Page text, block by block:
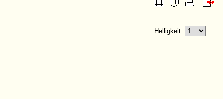
Helligkeit